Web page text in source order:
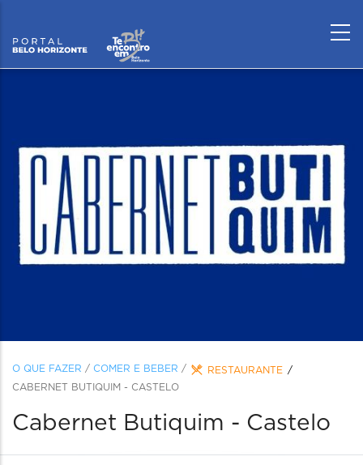
O QUE FAZER / COMER E BEBER /
RESTAURANTE
CABERNET BUTIQUIM - CASTELO
Cabernet Butiquim - Castelo